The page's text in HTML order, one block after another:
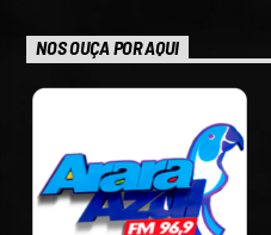
NOS OUÇA POR AQUI